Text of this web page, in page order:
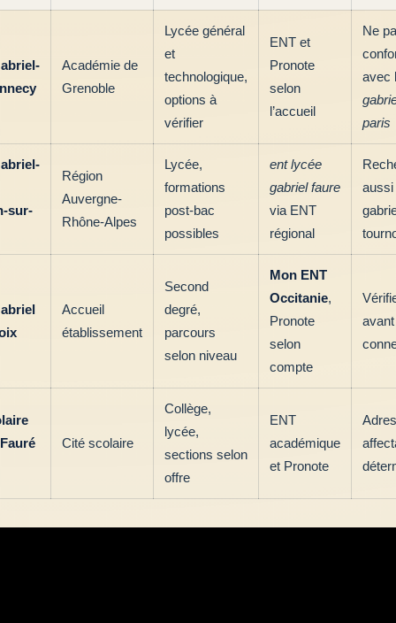
Académie de
Grenoble
Lycée général
et
technologique,
options à
vérifier
ENT et
Pronote
selon
l’accueil
Ne
avec
paris
sur-
Région
Auvergne-
Rhône-Alpes
Lycée,
formations
post-bac
possibles
ent lycée
gabriel faure
via ENT
régional
aussi
Accueil
établissement
Second
degré,
parcours
selon niveau
Mon ENT
Occitanie,
Pronote
selon
compte
Cité scolaire
Collège,
lycée,
sections selon
offre
ENT
académique
et Pronote